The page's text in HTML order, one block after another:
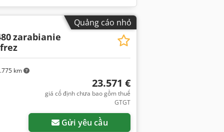
Quảng cáo nhỏ
km
zarabianie
23.571 €
giá cố định chưa bao gồm thuế
GTGT
Gửi yêu cầu